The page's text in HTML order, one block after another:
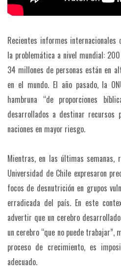
Recientes informes
la problemática a nivel mundial:
34 millones de personas están en
en el mundo. El año pasado, la
hambruna “de proporciones
desarrollados a destinar
naciones en mayor riesgo.
Mientras, en las últimas semanas,
Universidad de Chile expresaron
focos de desnutrición en grupos
erradicada del país. En este
advertir que un cerebro
un cerebro “que no puede trabajar”,
proceso de crecimiento, es
adecuado.